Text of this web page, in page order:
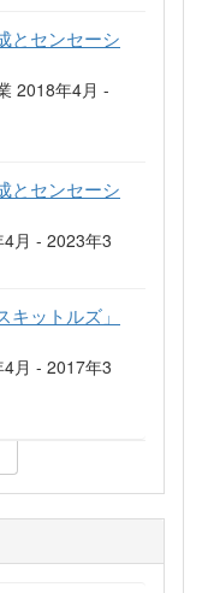
とセンセーシ
2018年4月 -
とセンセーシ
月 - 2023年3
ットルズ」
月 - 2017年3